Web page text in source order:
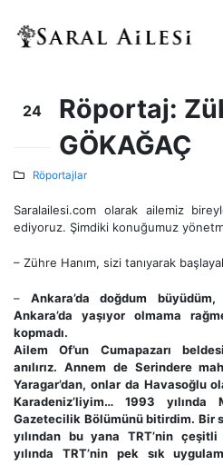
24
Röportaj:
GÖKAĞAÇ
Röportajlar
Saralailesi.com olarak ailemiz
ediyoruz. Şimdiki konuğumuz
– Zühre Hanım, sizi tanıyarak
–Ankara’da doğdum
Ankara’da yaşıyor olmama
kopmadı.
Ailem Of’un Cumapazarı
anılırız. Annem de Serindere
Yaragar’dan, onlar da Havasoğlu
Karadeniz’liyim… 1993
Gazetecilik Bölümünü bitirdim. Bir
yılından bu yana TRT’nin
yılında TRT’nin pek sık